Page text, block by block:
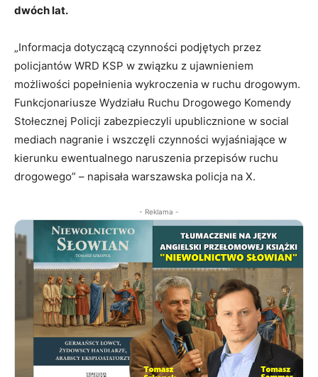
dwóch lat.
„Informacja dotyczącą czynności podjętych przez
policjantów WRD KSP w związku z ujawnieniem
możliwości popełnienia wykroczenia w ruchu drogowym.
Funkcjonariusze Wydziału Ruchu Drogowego Komendy
Stołecznej Policji zabezpieczyli upublicznione w social
mediach nagranie i wszczęli czynności wyjaśniające w
kierunku ewentualnego naruszenia przepisów ruchu
drogowego” – napisała warszawska policja na X.
- Reklama -